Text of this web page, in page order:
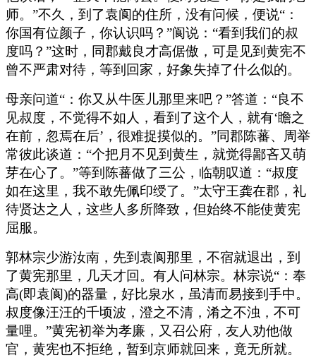
师。”不久，到了袁阆的住所，没有问候，便说“：
你国有位颜子，你认识吗？”阆说：“看到我们的叔
度吗？”这时，同郡戴良才高倨傲，可是见到黄宪不
曾不严肃对待，等到回家，好象失掉了什么似的。
母亲问道“：你又从牛医儿那里来吧？”答道：“良不
见叔度，不觉得不如人，看到了这个人，就有‘瞻之
在前，忽焉在后’，很难捉摸似的。”同郡陈蕃、周举
常彼此谈道：“个把月不见到黄生，就觉得鄙吝又萌
芽在心了。”等到陈蕃做了三公，临朝叹道：“叔度
如在这里，我不敢先佩印绶了。”太守王龚在郡，礼
待贤达之人，这些人多所降致，但始终不能使黄宪
屈服。
郭林宗少游汝南，先到袁阆那里，不宿就退出，到
了黄宪那里，几天才回。有人问林宗。林宗说“：奉
高(即袁阆)的器量，好比泉水，虽清而易接到手中。
叔度像汪汪的千顷波，澄之不清，淆之不浊，不可
量哩。”黄宪初举为孝廉，又召公府，友人劝他做
官，黄宪也不拒绝，暂到京师就回来，竟无所就。